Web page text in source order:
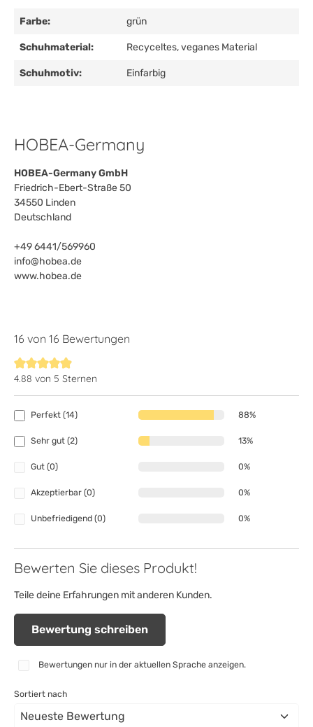
Farbe: grün
Schuhmaterial: Recyceltes, veganes Material
Schuhmotiv: Einfarbig
HOBEA-Germany
HOBEA-Germany GmbH
Friedrich-Ebert-Straße 50
34550 Linden
Deutschland
+49 6441/569960
info@hobea.de
www.hobea.de
16 von 16 Bewertungen
Durchschnittliche Bewertung von 4.8 von 5 Sternen
4.88 von 5 Sternen
Perfekt (14) 88%
Sehr gut (2) 13%
Gut (0) 0%
Akzeptierbar (0) 0%
Unbefriedigend (0) 0%
Bewerten Sie dieses Produkt!
Teile deine Erfahrungen mit anderen Kunden.
Bewertung schreiben
Bewertungen nur in der aktuellen Sprache anzeigen.
Sortiert nach